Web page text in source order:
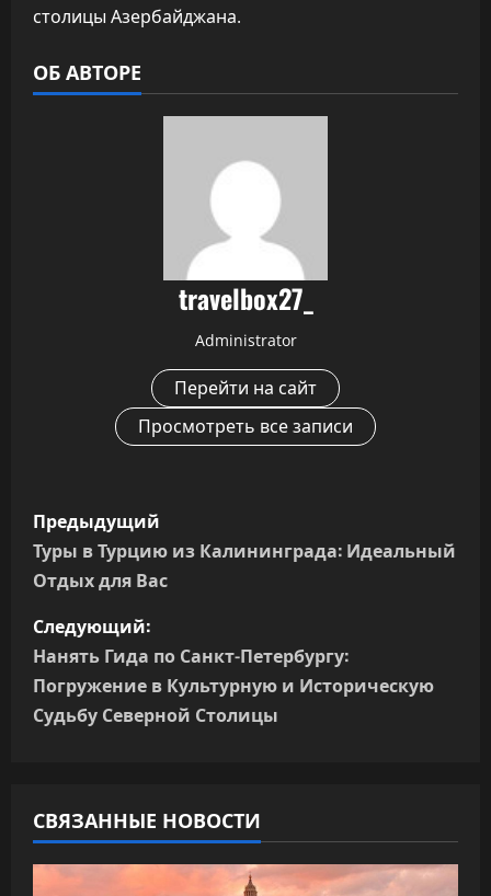
столицы Азербайджана.
ОБ АВТОРЕ
travelbox27_
Administrator
Перейти на сайт
Просмотреть все записи
Н
а
в
и
г
а
и
я
Предыдущий
Туры в Турцию из Калининграда: Идеальный
Отдых для Вас
Следующий:
Нанять Гида по Санкт-Петербургу:
Погружение в Культурную и Историческую
Судьбу Северной Столицы
СВЯЗАННЫЕ НОВОСТИ